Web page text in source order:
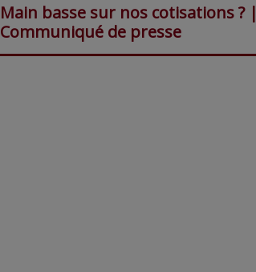
Main basse sur nos cotisations ? |
Communiqué de presse